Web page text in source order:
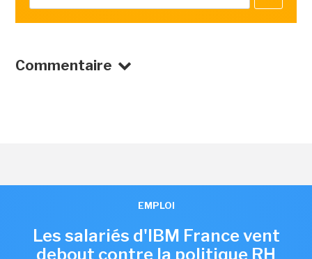
Commentaire
EMPLOI
Les salariés d'IBM France vent
debout contre la politique RH